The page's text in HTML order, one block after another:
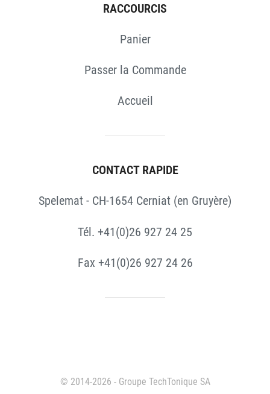
RACCOURCIS
Panier
Passer la Commande
Accueil
CONTACT RAPIDE
Spelemat - CH-1654 Cerniat (en Gruyère)
Tél. +41(0)26 927 24 25
Fax +41(0)26 927 24 26
© 2014-2026 - Groupe TechTonique SA